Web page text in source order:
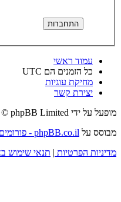
עמוד ראשי
כל הזמנים הם UTC
מחיקת עוגיות
יצירת קשר
מופעל על ידי phpBB Limited
מבוסס על phpBB.co.il - פורומים בעברית
מדיניות הפרטיות | תנאי שימוש